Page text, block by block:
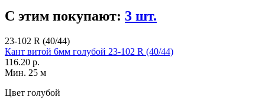
С этим покупают: 3 шт.
23-102 R (40/44)
Кант витой 6мм голубой 23-102 R (40/44)
116.20 р.
Мин. 25 м
Цвет голубой